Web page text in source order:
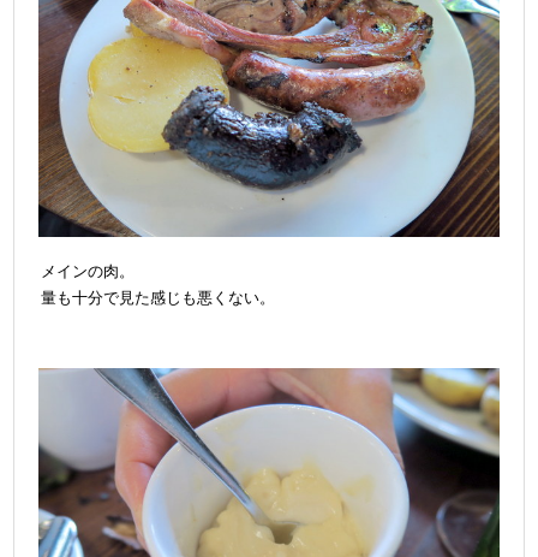
メインの肉。
量も十分で見た感じも悪くない。